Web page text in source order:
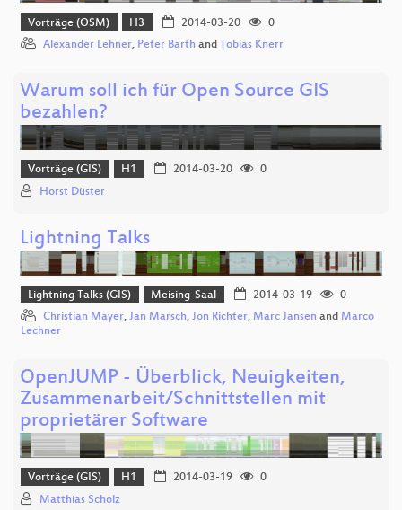
Vorträge (OSM) H3 2014-03-20
0
Alexander Lehner, Peter Barth and Tobias Knerr
Warum soll ich für Open Source GIS
bezahlen?
Vorträge (GIS) H1 2014-03-20
0
Horst Düster
Lightning Talks
Lightning Talks (GIS) Meising-Saal 2014-03-19
0
Christian Mayer, Jan Marsch, Jon Richter, Marc Jansen and Marco
Lechner
OpenJUMP - Überblick, Neuigkeiten,
Zusammenarbeit/Schnittstellen mit
proprietärer Software
Vorträge (GIS) H1 2014-03-19
0
Matthias Scholz